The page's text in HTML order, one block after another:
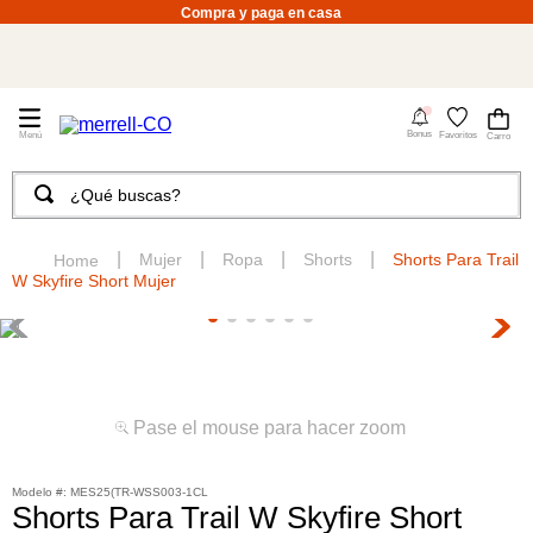
Compra y paga en casa
4
Bonus Favoritos
¿Qué buscas?
Mujer Ropa Shorts
Shorts Para Trail
W Skyfire Short Mujer
Pase el mouse para hacer zoom
: MES25(TR-WSS003-1CL
Shorts Para Trail W Skyfire Short
TÉRMINOS MÁS BUSCADOS
.
merrell hombre
morrales
7.
sandalias